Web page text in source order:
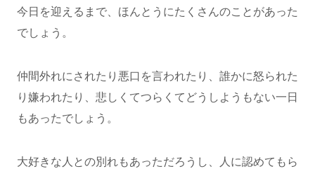
今日を迎えるまで、ほんとうにたくさんのことがあった
でしょう。
仲間外れにされたり悪口を言われたり、誰かに怒られた
り嫌われたり、悲しくてつらくてどうしようもない一日
もあったでしょう。
大好きな人との別れもあっただろうし、人に認めてもら